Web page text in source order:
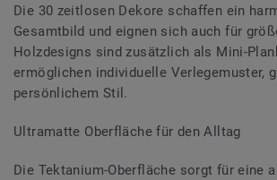
Die 30 zeitlosen Dekore schaffen ein
Gesamtbild und eignen sich auch für
Holzdesigns sind zusätzlich als Mini-
ermöglichen individuelle Verlegemuster,
persönlichem Stil.
Ultramatte Oberfläche für den Alltag
Die Tektanium-Oberfläche sorgt für eine